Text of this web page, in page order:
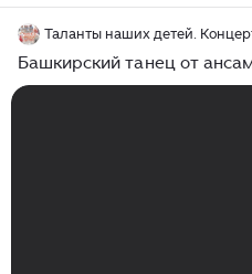
Башкирский танец от